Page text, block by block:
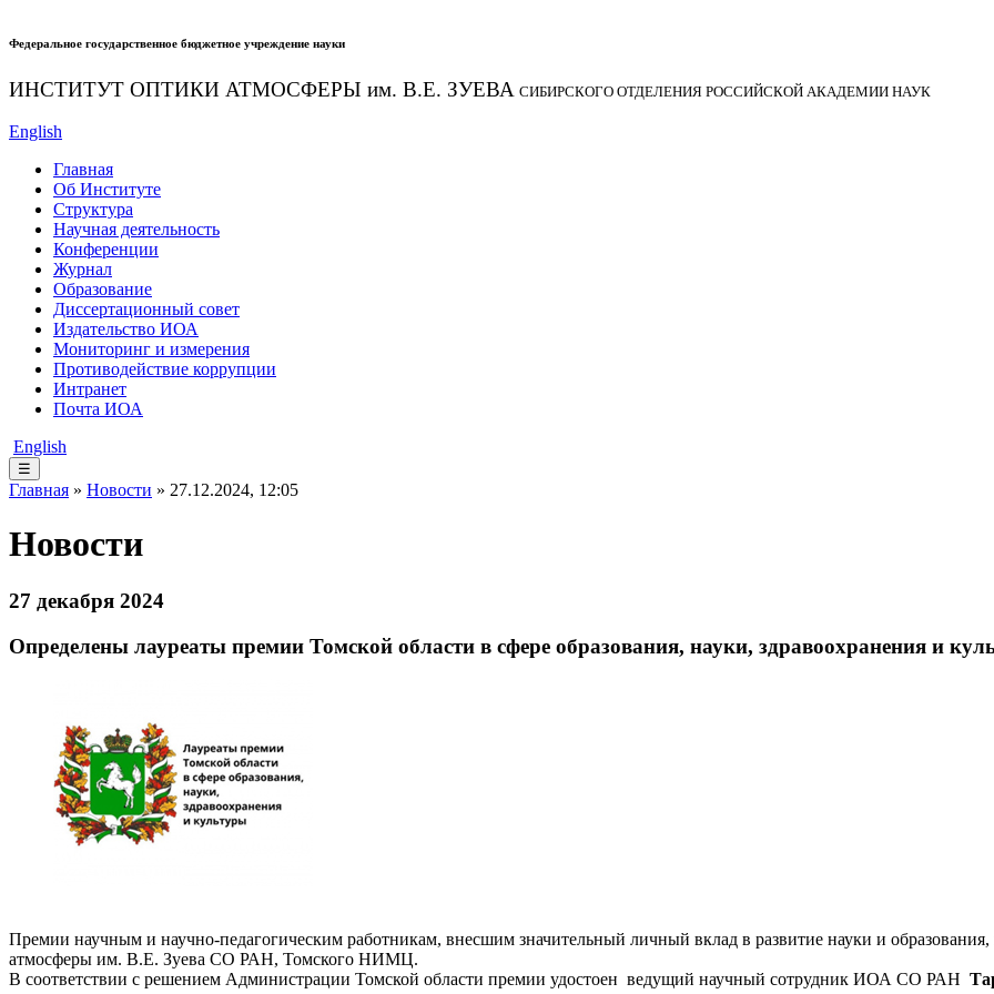
Федеральное государственное бюджетное учреждение науки
ИНСТИТУТ ОПТИКИ АТМОСФЕРЫ им. В.Е. ЗУЕВА СИБИРСКОГО ОТДЕЛЕНИЯ РОССИЙСКОЙ АКАДЕМИИ НАУК
English
Главная
Об Институте
Структура
Научная деятельность
Конференции
Журнал
Образование
Диссертационный совет
Издательство ИОА
Мониторинг и измерения
Противодействие коррупции
Интранет
Почта ИОА
English
☰
Главная » Новости » 27.12.2024, 12:05
Новости
27 декабря 2024
Определены лауреаты премии Томской области в сфере образования, науки, здравоохранения и
Премии научным и научно-педагогическим работникам, внесшим значительный личный вклад в развитие науки и
атмосферы им. В.Е. Зуева СО РАН, Томского НИМЦ.
В соответствии с решением Администрации Томской области премии удостоен ведущий научный сотрудник ИОА СО РАН